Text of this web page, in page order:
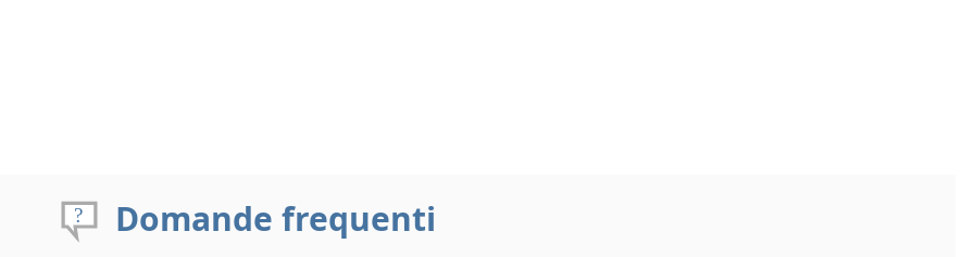
Domande frequenti